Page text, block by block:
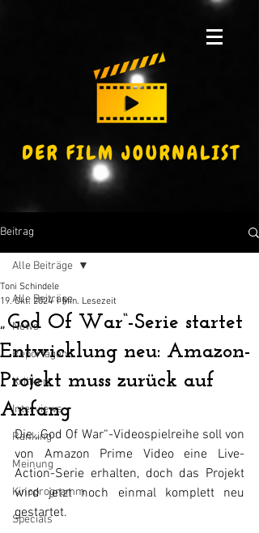
Beitrag
Alle Beiträge
News
Reportagen
Kritiken
Interviews
Ranking
Meinung
Kinoprogramm
Specials
Alle Beiträge
„God Of War“-Serie startet
Entwicklung neu: Amazon-
Projekt muss zurück auf
Anfang
Toni Schindele
19. Okt. 2024 1 Min. Lesezeit
Die „God Of War“-Videospielreihe soll von
von Amazon Prime Video eine Live-
Action-Serie erhalten, doch das Projekt
wird jetzt noch einmal komplett neu
gestartet.